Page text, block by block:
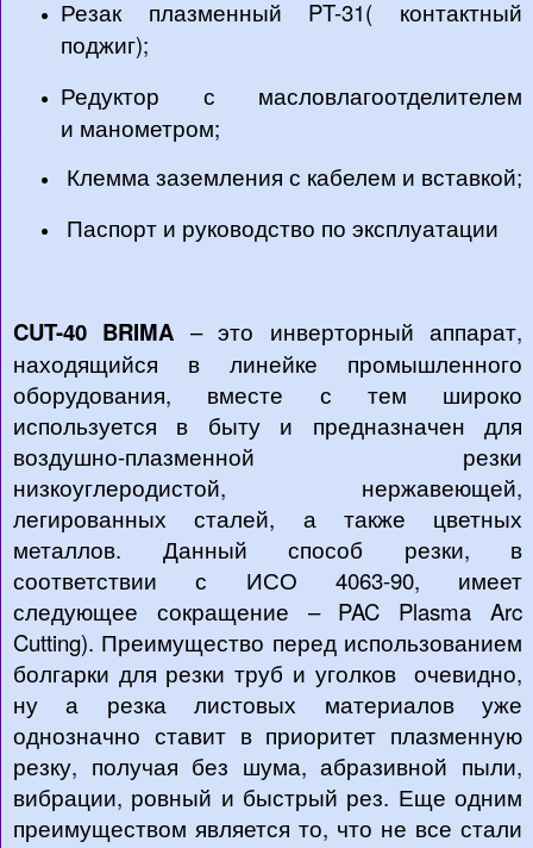
Резак плазменный PT-31( контактный
поджиг);
Редуктор с масловлагоотделителем
и манометром;
Клемма заземления с кабелем и вставкой;
Паспорт и руководство по эксплуатации
CUT-40 BRIMA – это инверторный аппарат,
находящийся в линейке промышленного
оборудования, вместе с тем широко
используется в быту и предназначен для
воздушно-плазменной резки
низкоуглеродистой, нержавеющей,
легированных сталей, а также цветных
металлов. Данный способ резки, в
соответствии с ИСО 4063-90, имеет
следующее сокращение – PAC Plasma Arc
Cutting). Преимущество перед использованием
болгарки для резки труб и уголков очевидно,
ну а резка листовых материалов уже
однозначно ставит в приоритет плазменную
резку, получая без шума, абразивной пыли,
вибрации, ровный и быстрый рез. Еще одним
преимуществом является то, что не все стали